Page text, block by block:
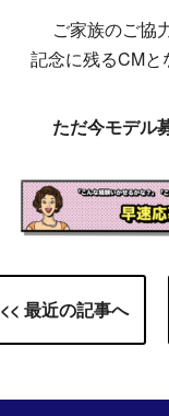
ご家族のご協
記念に残るCMと
ただ今モデル
<< 最近の記事へ